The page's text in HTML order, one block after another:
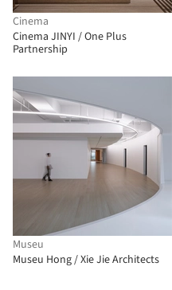
Cinema
Cinema JINYI / One Plus
Partnership
Museu
Museu Hong / Xie Jie Architects